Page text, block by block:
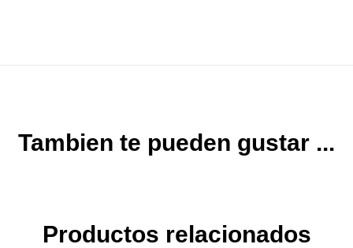
Tambien te pueden gustar ...
Productos relacionados